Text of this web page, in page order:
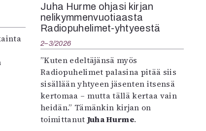
Juha Hurme ohjasi kirjan
nelikymmenvuotiaasta
Radiopuhelimet-yhtyeestä
2–3/2026
”Kuten edeltäjänsä myös
Radiopuhelimet palasina pitää siis
sisällään yhtyeen jäsenten itsensä
kertomaa – mutta tällä kertaa vain
heidän.” Tämänkin kirjan on
toimittanut Juha Hurme.